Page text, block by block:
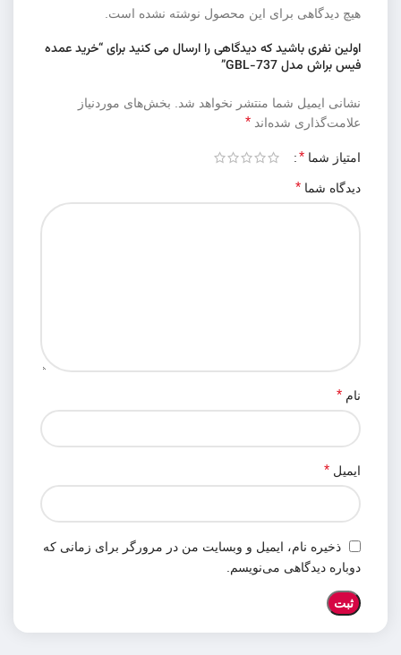
هیچ دیدگاهی برای این محصول نوشته نشده است.
اولین نفری باشید که دیدگاهی را ارسال می کنید برای “خرید عمده
فیس براش مدل GBL-737”
نشانی ایمیل شما منتشر نخواهد شد.
بخش‌های موردنیاز
علامت‌گذاری شده‌اند *
امتیاز شما *
دیدگاه شما *
نام *
ایمیل *
ذخیره نام، ایمیل و وبسایت من در مرورگر برای زمانی که
دوباره دیدگاهی می‌نویسم.